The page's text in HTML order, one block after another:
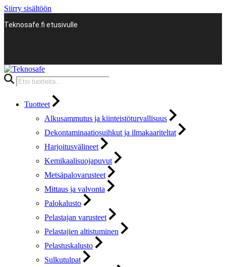
Siirry sisältöön
Teknosafe.fi etusivulle
Products
search
Tuotteet
Alkusammutus ja kiinteistöturvallisuus
Dekontaminaatiosuihkut ja ilmakaariteltat
Harjoitusvälineet
Kemikaalisuojapuvut
Metsäpalovarusteet
Mittaus ja valvonta
Palokalusto
Pelastajan varusteet
Pelastajien altistuminen
Pelastuskalusto
Sulkutulpat